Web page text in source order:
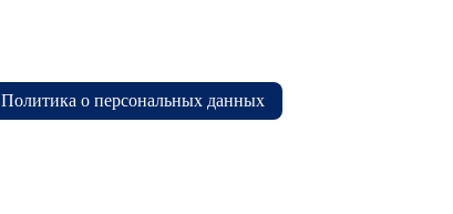
Политика о персональных данных